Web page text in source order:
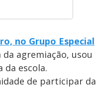
no Grupo Especial
agremiação, usou
da escola.
de participar da